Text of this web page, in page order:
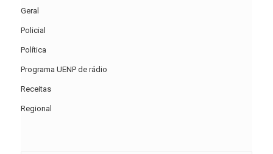
Geral
Policial
Política
Programa UENP de rádio
Receitas
Regional